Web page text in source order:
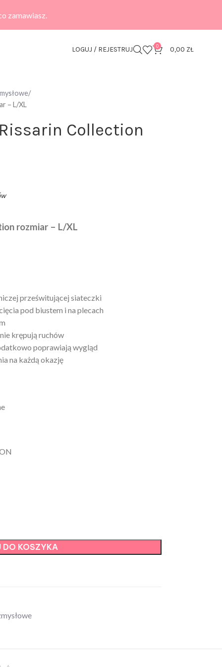
zamawiasz.
LOGUJ / REJESTRUJ 0 0,00 ZŁ
– L/XL
Collection
rozmiar – L/XL
prześwitującej siateczki
pod biustem i na plecach
krępują ruchów
poprawiają wygląd
na każdą okazję
DO KOSZYKA